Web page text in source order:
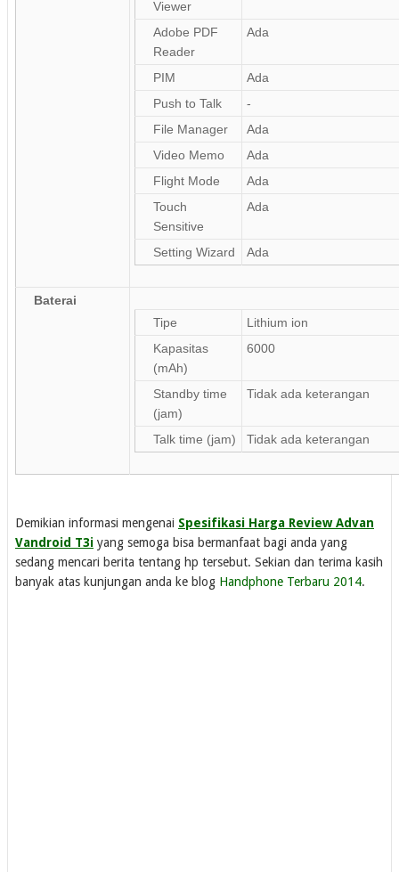
Viewer
Adobe PDF
Reader
Ada
PIM
Ada
Push to Talk
-
File Manager
Ada
Video Memo
Ada
Flight Mode
Ada
Touch
Sensitive
Ada
Setting Wizard Ada
Baterai
Tipe
Lithium ion
Kapasitas
(mAh)
6000
Standby time
(jam)
Tidak ada keterangan
Talk time (jam) Tidak ada keterangan
Demikian informasi mengenai Spesifikasi Harga Review Advan
Vandroid T3i yang semoga bisa bermanfaat bagi anda yang
sedang mencari berita tentang hp tersebut. Sekian dan terima kasih
banyak atas kunjungan anda ke blog Handphone Terbaru 2014.